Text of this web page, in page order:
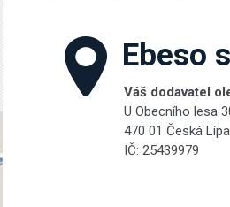
Ebeso
Váš dodavatel
U Obecního lesa
470 01 Česká Lípa
IČ: 25439979